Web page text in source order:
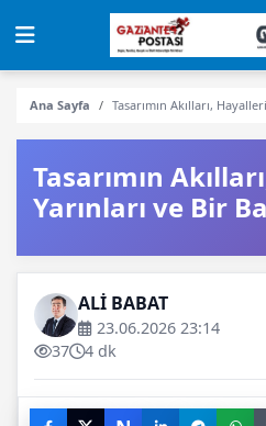
Ana Sayfa Tasarımın Akılları,
Tasarımın
Yarınları ve Bir
ALİ BABAT
23.06.2026 23:14
37
4 dk